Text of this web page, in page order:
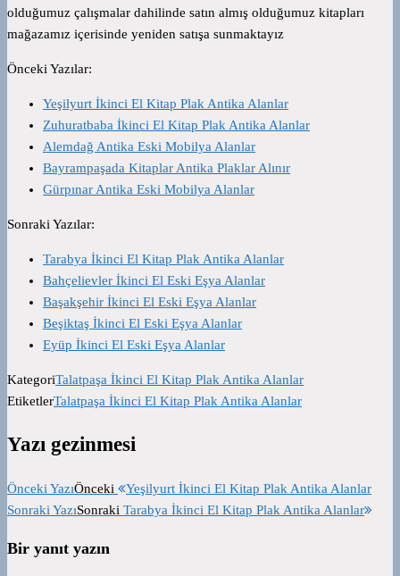
olduğumuz çalışmalar dahilinde satın almış olduğumuz kitapları
mağazamız içerisinde yeniden satışa sunmaktayız
Önceki Yazılar:
Yeşilyurt İkinci El Kitap Plak Antika Alanlar
Zuhuratbaba İkinci El Kitap Plak Antika Alanlar
Alemdağ Antika Eski Mobilya Alanlar
Bayrampaşada Kitaplar Antika Plaklar Alınır
Gürpınar Antika Eski Mobilya Alanlar
Sonraki Yazılar:
Tarabya İkinci El Kitap Plak Antika Alanlar
Bahçelievler İkinci El Eski Eşya Alanlar
Başakşehir İkinci El Eski Eşya Alanlar
Beşiktaş İkinci El Eski Eşya Alanlar
Eyüp İkinci El Eski Eşya Alanlar
KategoriTalatpaşa İkinci El Kitap Plak Antika Alanlar
EtiketlerTalatpaşa İkinci El Kitap Plak Antika Alanlar
Yazı gezinmesi
Önceki YazıÖnceki
Yeşilyurt İkinci El Kitap Plak Antika Alanlar
Sonraki YazıSonraki Tarabya İkinci El Kitap Plak Antika Alanlar
Bir yanıt yazın